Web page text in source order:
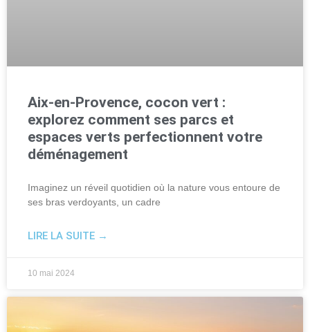
Aix-en-Provence, cocon vert :
explorez comment ses parcs et
espaces verts perfectionnent votre
déménagement
Imaginez un réveil quotidien où la nature vous entoure de
ses bras verdoyants, un cadre
LIRE LA SUITE →
10 mai 2024